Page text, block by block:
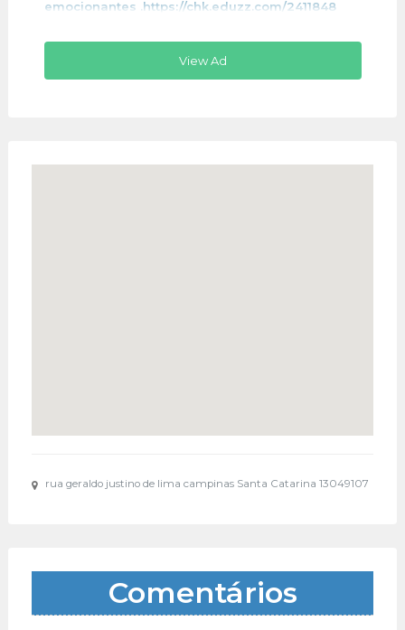
emocionantes .https://chk.eduzz.com/2411848
View Ad
rua geraldo justino de lima campinas Santa Catarina 13049107
Comentários